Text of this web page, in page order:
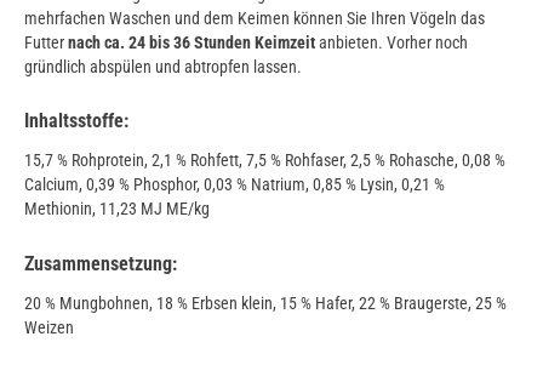
mehrfachen Waschen und dem Keimen können Sie Ihren Vögeln das
Futternach ca. 24 bis 36 Stunden Keimzeitanbieten. Vorher noch
gründlich abspülen und abtropfen lassen.
Inhaltsstoffe:
15,7 % Rohprotein, 2,1 % Rohfett, 7,5 % Rohfaser, 2,5 % Rohasche, 0,08 %
Calcium, 0,39 % Phosphor, 0,03 % Natrium, 0,85 % Lysin, 0,21 %
Methionin, 11,23 MJ ME/kg
Zusammensetzung:
20 % Mungbohnen, 18 % Erbsen klein, 15 % Hafer, 22 % Braugerste, 25 %
Weizen